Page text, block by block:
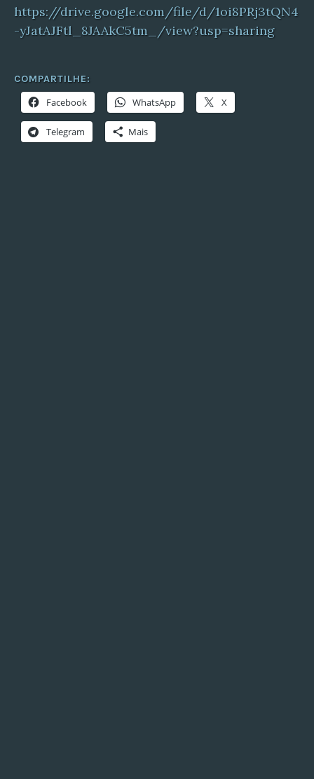
https://drive.google.com/file/d/1oi8PRj3tQN4
-yJatAJFtl_8JAAkC5tm_/view?usp=sharing
COMPARTILHE:
Facebook WhatsApp X
Telegram Mais